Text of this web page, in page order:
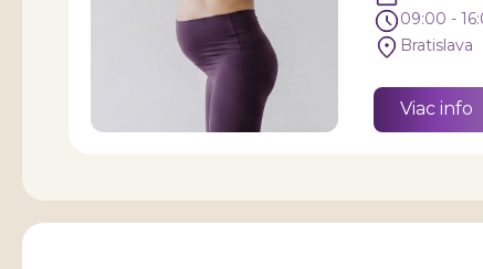
09:00 -
Bratislava
Viac info